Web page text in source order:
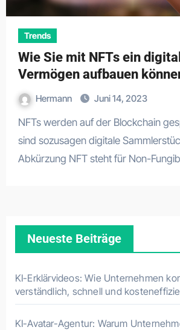
Trends
Wie Sie mit NFTs ein
Vermögen aufbauen
Hermann Juni 14, 2023
NFTs werden auf der Blockchain gespeichert und
sind sozusagen digitale
Abkürzung NFT steht für Non-
Neueste Beiträge
KI-Erklärvideos: Wie Unternehmen
verständlich, schnell und
KI-Avatar-Agentur: Warum